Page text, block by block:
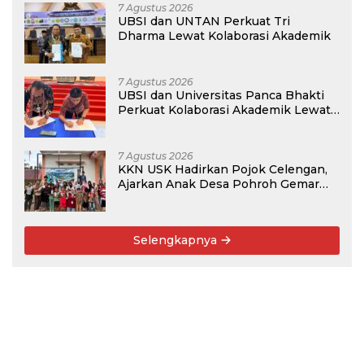
7 Agustus 2026
UBSI dan UNTAN Perkuat Tri
Dharma Lewat Kolaborasi Akademik
7 Agustus 2026
UBSI dan Universitas Panca Bhakti
Perkuat Kolaborasi Akademik Lewat
7 Agustus 2026
KKN USK Hadirkan Pojok Celengan,
Ajarkan Anak Desa Pohroh Gemar
Selengkapnya